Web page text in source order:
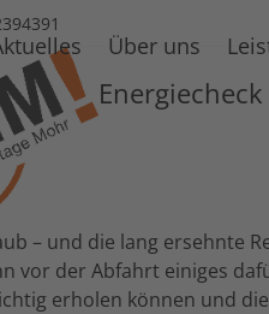
Über uns
– und die lang ersehnte
vor der Abfahrt einiges
erholen können und